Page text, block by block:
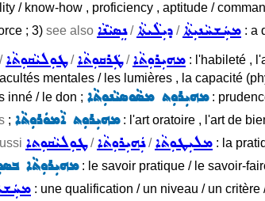
/ know-how , proficiency , aptitude /
; 3) see also ܢܸܣܝܵܢܵܐ/ܕܝܼܠܵܝܬܵܐ /ܡܚܲܫܚܵܢܝܼܬܵܐ : a
ܛܘܼܠܝܵܩܘܼܬܵܐ/ܛܲܪܩܘܼܬܵܐ/ܡܗܝܼܪܘܼܬܵܐ : l'habileté ,
mentales / les lumières , la capacité
inné / le don ; ܡܗܝܼܪܘܼܬ ܡܣܵܘܣܝܵܢܘܼܬܵܐ:
; ܡܗܝܼܪܘܼܬ ܐܵܡܘܿܪܘܼܬܵܐ: l'art oratoire , l'art de
ܛܘܼܠܝܵܩܘܼܬܐ/ܢܲܗܝܼܪܘܼܬܵܐ/ܡܠܝܼܛܘܼܬܵܐ : la
ܡܗܝܼܪܘܼܬܵܐ: le savoir pratique / le savoir-
: une qualification / un niveau / un